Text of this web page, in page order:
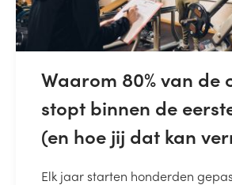
Waarom 80% van de
stopt binnen de
(en hoe jij dat kan
Elk jaar starten honderden